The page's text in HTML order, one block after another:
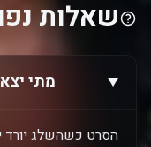
שאלות
מתי
הסרט כשהשלג יורד